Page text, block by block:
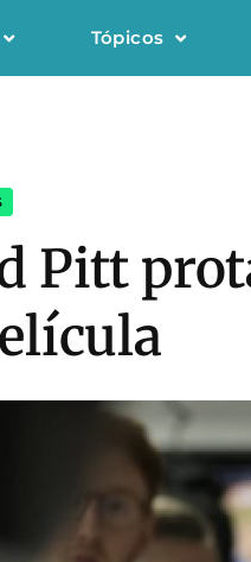
Tópicos
Pitt